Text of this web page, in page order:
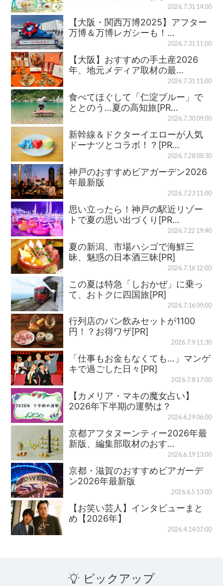
2026.7.31 14:00
【大阪・関西万博2025】アフター
万博＆万博レガシーも！…
2026.7.31 11:00
【大阪】おすすめの手土産2026
年、地元メディア取材の最…
2026.7.31 11:00
食べてほぐして「仁淀ブルー」で
ととのう…夏の高知旅[PR…
2026.7.30 09:00
新幹線＆ドクターイエローが人気
ドーナツとコラボ！？[PR…
2026.7.28 08:30
神戸のおすすめビアガーデン2026
年最新版
2026.7.23 11:00
思い立ったら！神戸の駅近リゾー
トで夏の思い出づくり[PR…
2026.7.22 19:40
夏の新潟、市場ハシゴで海鮮三
昧、魅惑の日本酒三昧[PR]
2026.7.16 12:00
この夏は特急「しおかぜ」に乗っ
て、おトクに四国旅[PR]
2026.7.16 09:00
行列店のパン飲みセットが1100
円！？お得ワザ[PR]
2026.7.9 11:30
「仕事もお金もなくても…」マンゲ
キで過ごした日々[PR]
2026.7.8 17:00
【カメリア・マキの魔女占い】
2026年下半期の運勢は？
2026.6.29 06:00
京都アフタヌーンティー2026年最
新版、編集部取材のおす…
2026.6.19 13:00
京都・滋賀のおすすめビアガーデ
ン2026年最新版
2026.6.5 13:00
【お笑い芸人】インタビューまと
め【2026年】
2026.4.14 07:00
ピックアップ